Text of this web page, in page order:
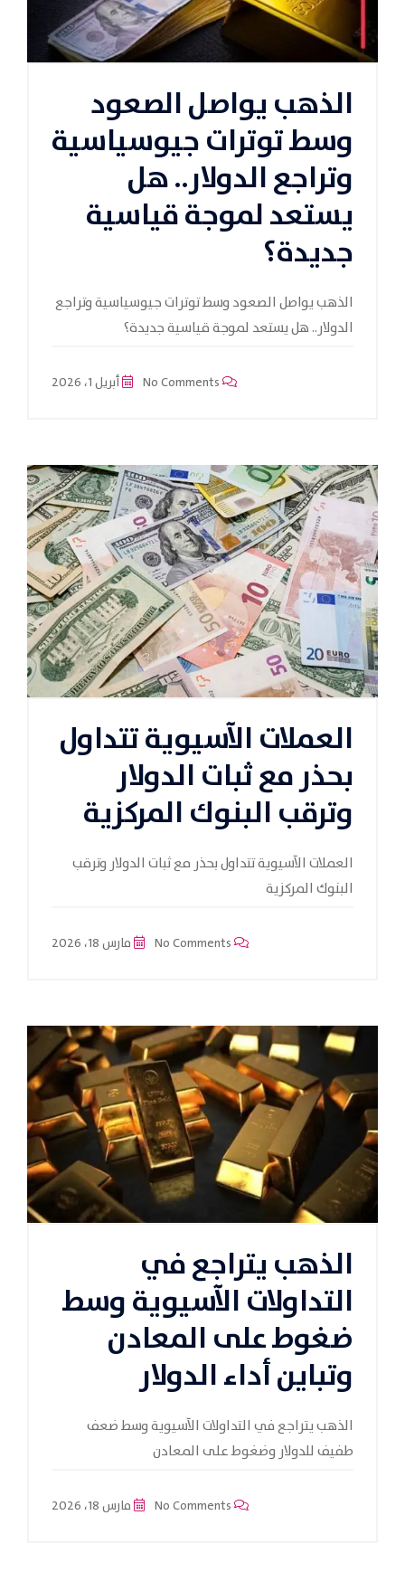
الذهب يواصل الصعود
وسط توترات جيوسياسية
وتراجع الدولار.. هل
يستعد لموجة قياسية
جديدة؟
الذهب يواصل الصعود وسط توترات جيوسياسية وتراجع
الدولار.. هل يستعد لموجة قياسية جديدة؟
أبريل 1، 2026
العملات الآسيوية تتداول
بحذر مع ثبات الدولار
وترقب البنوك المركزية
العملات الآسيوية تتداول بحذر مع ثبات الدولار وترقب
البنوك المركزية
مارس 18، 2026
الذهب يتراجع في
التداولات الآسيوية وسط
ضغوط على المعادن
وتباين أداء الدولار
الذهب يتراجع في التداولات الآسيوية وسط ضعف
طفيف للدولار وضغوط على المعادن
مارس 18، 2026